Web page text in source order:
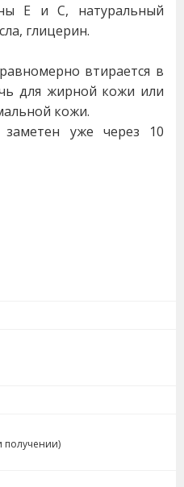
получении)
Е и С, натуральный
глицерин.
втирается в
для жирной кожи или
кожи.
заметен уже через 10